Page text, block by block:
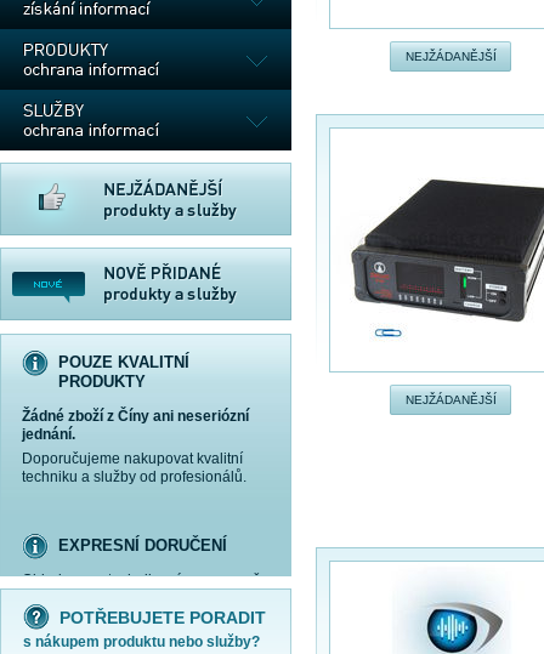
POUZE KVALITNÍ
PRODUKTY
Žádné zboží z Číny ani neseriózní
jednání.
Doporučujeme nakupovat kvalitní
techniku a služby od profesionálů.
více informací »
EXPRESNÍ DORUČENÍ
Objednanou techniku vám expresně
Praha - DNES
ČR - ZÍTRA DO 17 HODIN
více informací »
více informací »
více informací »
POTŘEBUJETE PORADIT
s nákupem produktu nebo služby?
NEJŽÁDANĚJŠÍ
NEJŽÁDANĚJŠÍ